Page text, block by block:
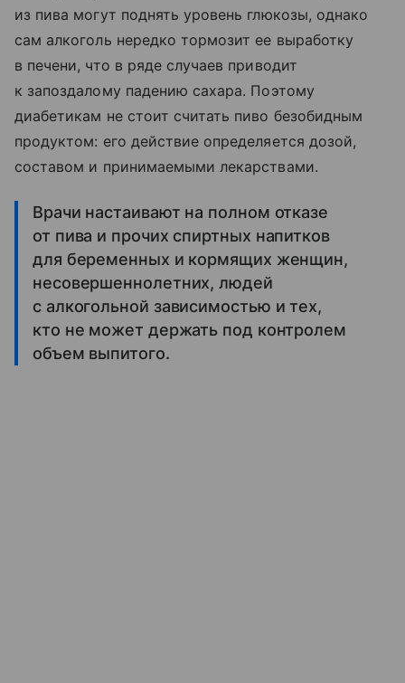
из пива могут поднять уровень глюкозы, однако
сам алкоголь нередко тормозит ее выработку
в печени, что в ряде случаев приводит
к запоздалому падению сахара. Поэтому
диабетикам не стоит считать пиво безобидным
продуктом: его действие определяется дозой,
составом и принимаемыми лекарствами.
Врачи настаивают на полном отказе
от пива и прочих спиртных напитков
для беременных и кормящих женщин,
несовершеннолетних, людей
с алкогольной зависимостью и тех,
кто не может держать под контролем
объем выпитого.